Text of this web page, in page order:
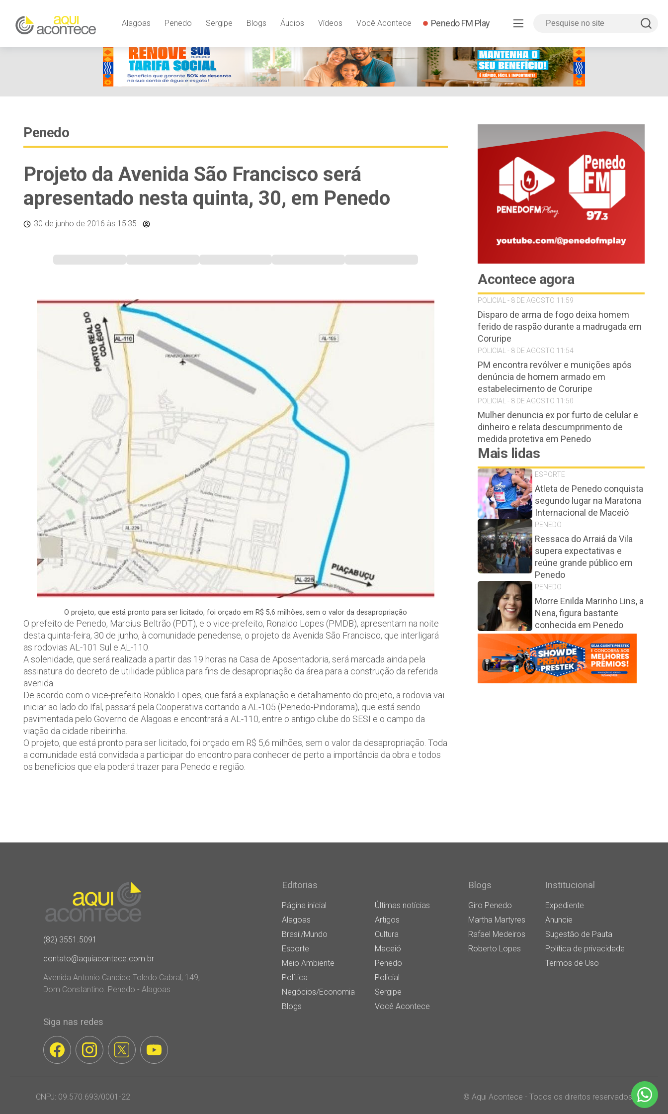
Alagoas Penedo Sergipe Blogs Áudios Vídeos Você Acontece Penedo FM Play
Penedo
Projeto da Avenida São Francisco será
apresentado nesta quinta, 30, em Penedo
30 de junho de 2016 às 15:35
O projeto, que está pronto para ser licitado, foi orçado em R$ 5,6 milhões, sem o valor da desapropriação
O prefeito de Penedo, Marcius Beltrão (PDT), e o vice-prefeito, Ronaldo Lopes (PMDB), apresentam na noite
desta quinta-feira, 30 de junho, à comunidade penedense, o projeto da Avenida São Francisco, que interligará
as rodovias AL-101 Sul e AL-110.
A solenidade, que será realizada a partir das 19 horas na Casa de Aposentadoria, será marcada ainda pela
assinatura do decreto de utilidade pública para fins de desapropriação da área para a construção da referida
avenida.
De acordo com o vice-prefeito Ronaldo Lopes, que fará a explanação e detalhamento do projeto, a rodovia vai
iniciar ao lado do Ifal, passará pela Cooperativa cortando a AL-105 (Penedo-Pindorama), que está sendo
pavimentada pelo Governo de Alagoas e encontrará a AL-110, entre o antigo clube do SESI e o campo da
viação da cidade ribeirinha.
O projeto, que está pronto para ser licitado, foi orçado em R$ 5,6 milhões, sem o valor da desapropriação. Toda
a comunidade está convidada a participar do encontro para conhecer de perto a importância da obra e todos
os benefícios que ela poderá trazer para Penedo e região.
Acontece agora
POLICIAL - 8 DE AGOSTO 11:59
Disparo de arma de fogo deixa homem
ferido de raspão durante a madrugada em
Coruripe
POLICIAL - 8 DE AGOSTO 11:54
PM encontra revólver e munições após
denúncia de homem armado em
estabelecimento de Coruripe
POLICIAL - 8 DE AGOSTO 11:50
Mulher denuncia ex por furto de celular e
dinheiro e relata descumprimento de
medida protetiva em Penedo
Mais lidas
ESPORTE
Atleta de Penedo conquista
segundo lugar na Maratona
Internacional de Maceió
PENEDO
Ressaca do Arraiá da Vila
supera expectativas e
reúne grande público em
Penedo
PENEDO
Morre Enilda Marinho Lins, a
Nena, figura bastante
conhecida em Penedo
(82) 3551.5091
contato@aquiacontece.com.br
Avenida Antonio Candido Toledo Cabral, 149,
Dom Constantino. Penedo - Alagoas
Siga nas redes
Editorias
Página inicial
Últimas notícias
Alagoas
Artigos
Brasil/Mundo
Cultura
Esporte
Maceió
Meio Ambiente
Penedo
Política
Policial
Negócios/Economia
Sergipe
Blogs
Você Acontece
Blogs
Giro Penedo
Martha Martyres
Rafael Medeiros
Roberto Lopes
Institucional
Expediente
Anuncie
Sugestão de Pauta
Política de privacidade
Termos de Uso
CNPJ: 09.570.693/0001-22 © Aqui Acontece - Todos os direitos reservados